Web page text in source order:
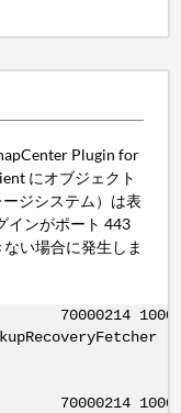
Plugin for
にオブジェクト
ージシステム）は表
インがポート 443
い場合に発生しま
70000214
70000214